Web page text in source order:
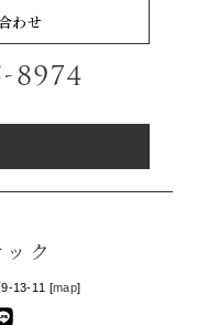
わせ
8974
ク
13-11 [map]